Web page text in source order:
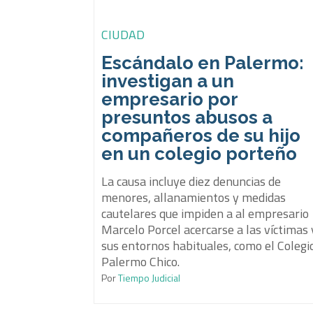
CIUDAD
Escándalo en Palermo:
investigan a un
empresario por
presuntos abusos a
compañeros de su hijo
en un colegio porteño
La causa incluye diez denuncias de
menores, allanamientos y medidas
cautelares que impiden a al empresario
Marcelo Porcel acercarse a las víctimas
sus entornos habituales, como el
Palermo Chico.
PorTiempo Judicial